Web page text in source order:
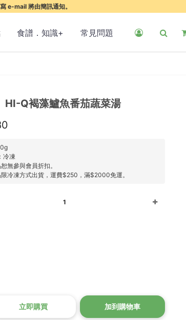
e-mail 將由簡訊通知。
食譜．知識+ 常見問題
HI-Q褐藻鱸魚番茄蔬菜湯
冷凍
無參與會員折扣。
冷凍方式出貨，運費$250，滿$2000免運。
1
立即購買 加到購物車